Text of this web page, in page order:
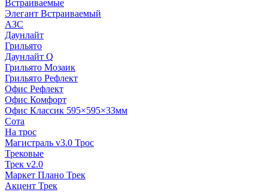
Встраиваемые
Элегант Встраиваемый
АЗС
Даунлайт
Грильято
Даунлайт Q
Грильято Мозаик
Грильято Рефлект
Офис Рефлект
Офис Комфорт
Офис Классик 595×595×33мм
Сота
На трос
Магистраль v3.0 Трос
Трековые
Трек v2.0
Маркет Плано Трек
Акцент Трек